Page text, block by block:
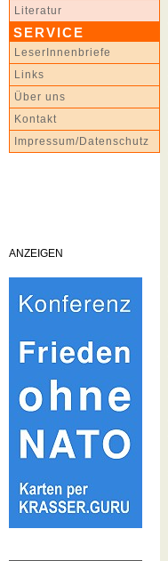
Literatur
SERVICE
LeserInnenbriefe
Links
Über uns
Kontakt
Impressum/Datenschutz
ANZEIGEN